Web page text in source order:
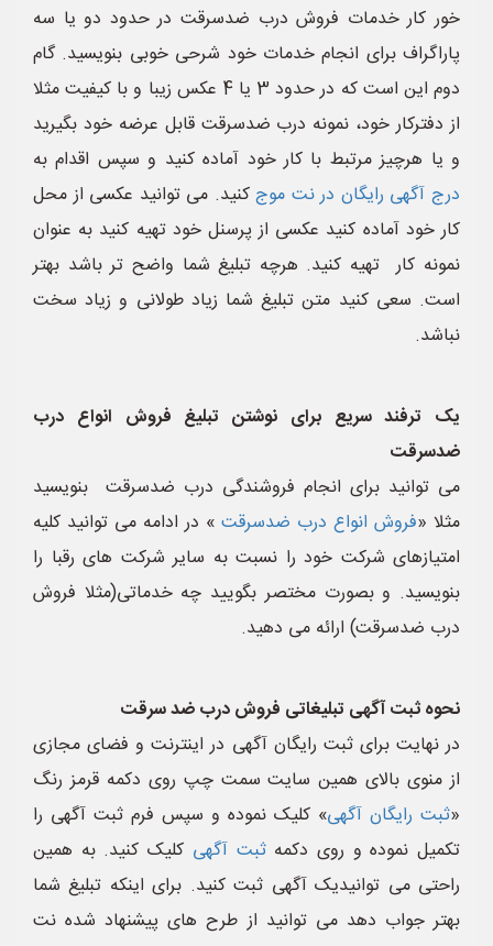
خور کار خدمات فروش درب ضدسرقت در حدود دو یا سه
پاراگراف برای انجام خدمات خود شرحی خوبی بنویسید. گام
دوم این است که در حدود 3 یا 4 عکس زیبا و با کیفیت مثلا
از دفترکار خود، نمونه درب ضدسرقت قابل عرضه خود بگیرید
و یا هرچیز مرتبط با کار خود آماده کنید و سپس اقدام به
درج آگهی رایگان در نت موجکنید. می توانید عکسی از محل
کار خود آماده کنید عکسی از پرسنل خود تهیه کنید به عنوان
نمونه کار تهیه کنید. هرچه تبلیغ شما واضح تر باشد بهتر
است. سعی کنید متن تبلیغ شما زیاد طولانی و زیاد سخت
نباشد.
یک ترفند سریع برای نوشتن تبلیغ فروش انواع درب
ضدسرقت
می توانید برای انجام فروشندگی درب ضدسرقت بنویسید
مثلا «فروش انواع درب ضدسرقت » در ادامه می توانید کلیه
امتیازهای شرکت خود را نسبت به سایر شرکت های رقبا را
بنویسید. و بصورت مختصر بگویید چه خدماتی(مثلا فروش
درب ضدسرقت) ارائه می دهید.
نحوه ثبت آگهی تبلیغاتی فروش درب ضد سرقت
در نهایت برای ثبت رایگان آگهی در اینترنت و فضای مجازی
از منوی بالای همین سایت سمت چپ روی دکمه قرمز رنگ
«ثبت رایگان آگهی» کلیک نموده و سپس فرم ثبت آگهی را
تکمیل نموده و روی دکمهثبت آگهی کلیک کنید. به همین
راحتی می توانیدیک آگهی ثبت کنید. برای اینکه تبلیغ شما
بهتر جواب دهد می توانید از طرح های پیشنهاد شده نت